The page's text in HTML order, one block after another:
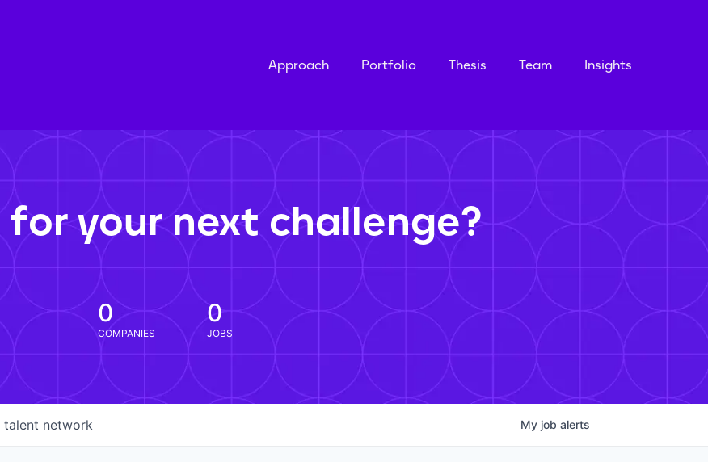
Approach Portfolio Thesis Team Insights
for your next challenge?
0
COMPANIES
0
JOBS
talent network My job alerts